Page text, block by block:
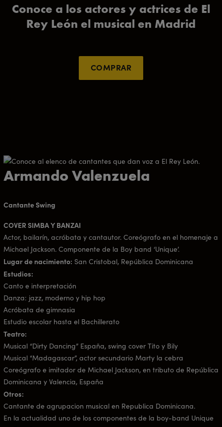
Conoce a los actores y actrices de El
Rey León el musical en Madrid
COMPRAR
Armando Valenzuela
Cantante Swing
COVER SIMBA Y BANZAI
Actor, bailarín, acróbata y cantautor. Coreógrafo en el homenaje a
Michael Jackson. Componente de la Boy band ‘Unique’.
Lugar de nacimiento: San Cristobal, República Dominicana
Estudios:
Canto e interpretación
Danza: jazz, moderno y hip hop
Acróbata de gimnasia
Estudio escolar hasta el Bachillerato
Teatro:
Musical “Dirty Dancing” España, swing cover Tito y Bily
Musical “Madagascar”, actor secundario Marty la cebra
Coreógrafo e imitador de Michael Jackson, en tributo de República
Dominicana y Valencia, España
Otros:
Cantante de agrupacion musical en Republica Dominicana.
En la actualidad uno de los componentes de la boy-band Unique